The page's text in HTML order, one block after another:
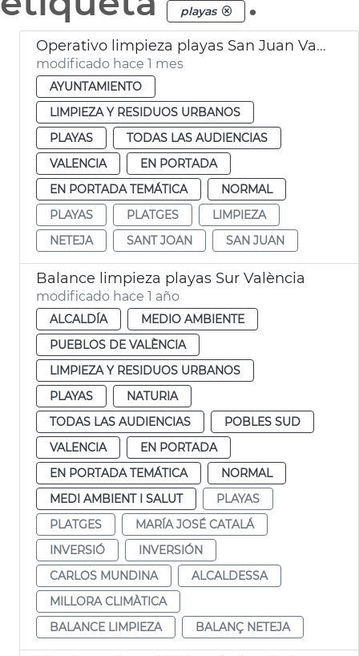
playas
Operativo limpieza playas San Juan València
modificado hace 1 mes
AYUNTAMIENTO
LIMPIEZA Y RESIDUOS URBANOS
PLAYAS
TODAS LAS AUDIENCIAS
VALENCIA
EN PORTADA
EN PORTADA TEMÁTICA
NORMAL
PLAYAS
PLATGES
LIMPIEZA
NETEJA
SANT JOAN SAN JUAN
Balance limpieza playas Sur València
modificado hace 1 año
ALCALDÍA
MEDIO AMBIENTE
PUEBLOS DE VALÈNCIA
LIMPIEZA Y RESIDUOS URBANOS
PLAYAS
NATURIA
TODAS LAS AUDIENCIAS
POBLES SUD
VALENCIA
EN PORTADA
EN PORTADA TEMÁTICA
NORMAL
MEDI AMBIENT I SALUT
PLAYAS
PLATGES
MARÍA JOSÉ CATALÁ
INVERSIÓ
INVERSIÓN
CARLOS MUNDINA
ALCALDESSA
MILLORA CLIMÀTICA
BALANCE LIMPIEZA
BALANÇ NETEJA